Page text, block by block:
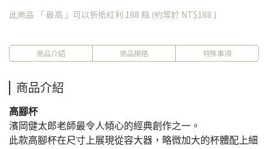
此商品 「 最高 」可以折抵紅利 188 點 (約等於 NT$188 )
商品介紹 商品規格 特殊事項
商品介紹
高腳杯
濱岡健太郎老師最令人傾心的經典創作之一。
此款高腳杯在尺寸上展現從容大器，略微加大的杯體配上細